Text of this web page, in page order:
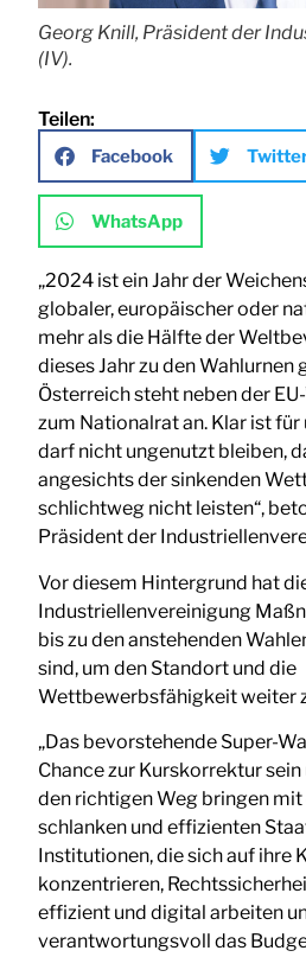
Georg Knill, Präsident der
(IV).
Teilen:
Facebook
WhatsApp
„2024 ist ein Jahr der
globaler, europäischer oder
mehr als die Hälfte der
dieses Jahr zu den Wahlurnen
Österreich steht neben der
zum Nationalrat an. Klar ist für
darf nicht ungenutzt bleiben,
angesichts der sinkenden
schlichtweg nicht leisten“,
Präsident der
Vor diesem Hintergrund hat
Industriellenvereinigung
bis zu den anstehenden
sind, um den Standort und die
Wettbewerbsfähigkeit weiter
„Das bevorstehende Super-
Chance zur Kurskorrektur
den richtigen Weg bringen
schlanken und effizienten
Institutionen, die sich auf ihre
konzentrieren,
effizient und digital arbeiten
verantwortungsvoll das